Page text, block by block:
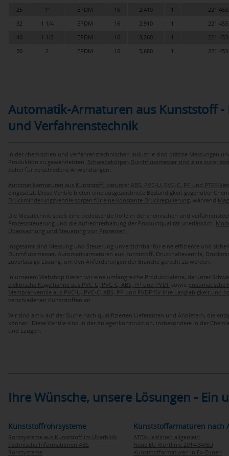
25
1’’ EPDM 16 2,410 1
32
1 1/4 EPDM 16 2,910 1
40
1 1/2 EPDM 16 3,260 1
50
2 EPDM 16 5,680 1
Automatik-Armaturen aus Kunststoff -
und Verfahrenstechnik
In der chemischen und verfahrenstechnischen Industrie sind präzise Messungen
Produktion zu gewährleisten. Schwebekörper-Durchflussmesser sind eine
daher für verschiedene Anwendungen.
Automatikarmaturen aus Kunststoff, darunter ABS, PVC-U, PVC-C, PP und PTFE-
eingesetzt. Diese Ventile bieten eine ausgezeichnete Beständigkeit gegenüber
Druckminderungsventile sorgen für eine konstante Druckregulierung, während
Die Messtechnik spielt eine bedeutende Rolle in der chemischen und
Prozesssteuerung und die Aufrechterhaltung der Produktqualität unerlässlich.
Überwachung und Steuerung von Prozessen.
Insgesamt sind Messung und Steuerung unverzichtbar für eine effiziente und
Durchflussmesser, Automatikarmaturen aus Kunststoff, Druckhalteventile,
zuverlässige Lösung, um den Anforderungen der Branche gerecht zu werden.
In unserem Webshop bieten wir eine umfangreiche Produktpalette, darunter
elektrische Kugelhähne aus PVC-U, PVC-C, ABS, PP und PVDF sowie pneumatische
Membranventile aus PVC-U, PVC-C, ABS, PP und PVDF für ihre Langlebigkeit und
verschiedenen Kunststoffen an.
Wir sind aktiv auf der Suche nach qualifizierten Lieferanten und Anbietern, die
können. Diese Ventile sind in der Anlagenkonstruktion, insbesondere in der
und Laugen.
Ihre Wünsche, unsere Lösungen -
Kunststoffrohrsysteme
Rohrsysteme aus Kunststoff im Überblick
Technische Informationen ABS
Rohrsysteme
Kunststoffarmaturen nach
ATEX-Leitlinien allgemein
Neue EU Richtlinie 2014/34/EU
Kunststoffarmaturen in Ex-Zonen